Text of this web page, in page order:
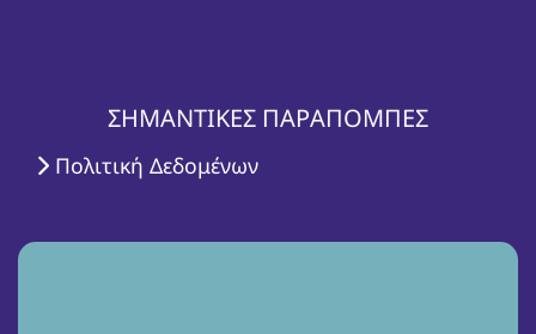
ΣΗΜΑΝΤΙΚΕΣ ΠΑΡΑΠΟΜΠΕΣ
Πολιτική Δεδομένων